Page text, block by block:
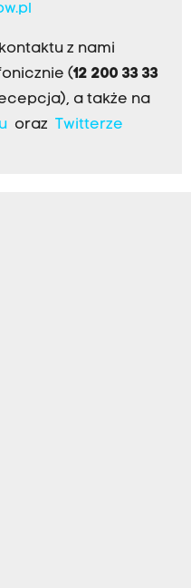
z nami
(12 200 33 33
a także na
oraz Twitterze